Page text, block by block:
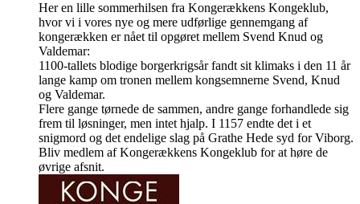
Her en lille sommerhilsen fra Kongerækkens Kongeklub,
hvor vi i vores nye og mere udførlige gennemgang af
kongerækken er nået til opgøret mellem Svend Knud og
Valdemar:
1100-tallets blodige borgerkrigsår fandt sit klimaks i den 11 år
lange kamp om tronen mellem kongsemnerne Svend, Knud
og Valdemar.
Flere gange tørnede de sammen, andre gange forhandlede sig
frem til løsninger, men intet hjalp. I 1157 endte det i et
snigmord og det endelige slag på Grathe Hede syd for Viborg.
Bliv medlem af Kongerækkens Kongeklub for at høre de
øvrige afsnit.